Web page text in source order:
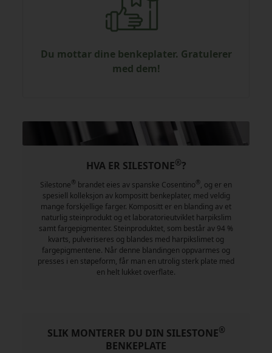
Du mottar dine benkeplater. Gratulerer
med dem!
HVA ER SILESTONE®?
Silestone ® brandet eies av spanske Cosentino ®, og er en
spesiell kolleksjon av kompositt benkeplater, med veldig
mange forskjellige farger. Kompositt er en blanding av et
naturlig steinprodukt og et laboratorieutviklet harpikslim
samt fargepigmenter. Steinproduktet, som består av 94 %
kvarts, pulveriseres og blandes med harpikslimet og
fargepigmentene. Når denne blandingen oppvarmes og
presses i en støpeform, får man en utrolig sterk plate med
en helt lukket overflate.
SLIK MONTERER DU DIN SILESTONE®
BENKEPLATE